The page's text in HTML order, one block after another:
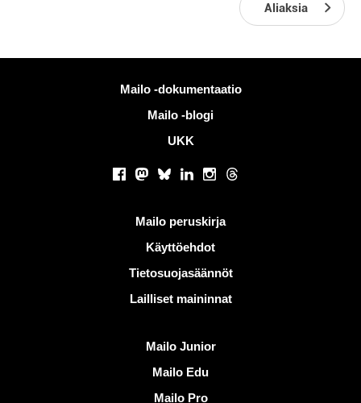
Aliaksia
Mailo -dokumentaatio
Mailo -blogi
UKK
Facebook
Mastodon
BlueskyLinkedInInstagram
Threads
Mailo peruskirja
Käyttöehdot
Tietosuojasäännöt
Lailliset maininnat
Mailo Junior
Mailo Edu
Mailo Pro